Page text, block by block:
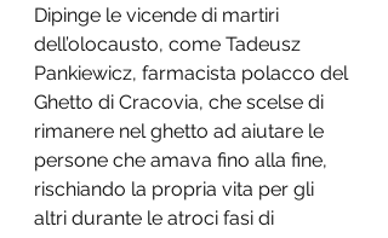
Dipinge le vicende di martiri
dell’olocausto, come Tadeusz
Pankiewicz, farmacista polacco del
Ghetto di Cracovia, che scelse di
rimanere nel ghetto ad aiutare le
persone che amava fino alla fine,
rischiando la propria vita per gli
altri durante le atroci fasi di